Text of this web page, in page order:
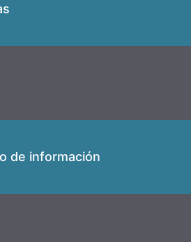
de información